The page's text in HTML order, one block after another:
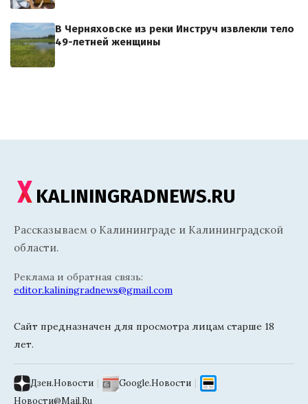
В Черняховске из реки Инструч извлекли тело
49-летней женщины
KALININGRADNEWS.RU
Рассказываем о Калининграде и Калининградской
области.
Реклама и обратная связь:
editor.kaliningradnews@gmail.com
Сайт предназначен для просмотра лицам старше 18
лет.
Дзен.Новости | Google.Новости |
Новости@Mail.Ru